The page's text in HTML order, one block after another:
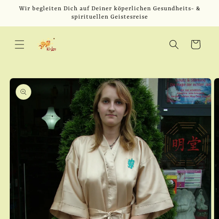
zum
Wir begleiten Dich auf Deiner köperlichen Gesundheits- &
spirituellen Geistesreise
Warenkorb